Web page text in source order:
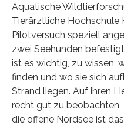
Aquatische
Tierärztliche Hochschule
Pilotversuch speziell
zwei Seehunden
ist es wichtig, zu wissen,
finden und wo sie sich
Strand liegen. Auf ihren
recht gut zu beobachten,
die offene Nordsee ist